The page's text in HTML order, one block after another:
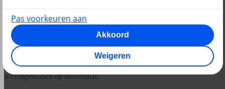
Heb je een pensioenregeling volgens de
Wtp?
Dan is er alleen een uitkering voor je partner en kinderen als je
overlijdt terwijl je nog in dienst bent. Dit heet partner- en
wezenpensioen op risicobasis.
Pas voorkeuren aan
Akkoord
Weigeren